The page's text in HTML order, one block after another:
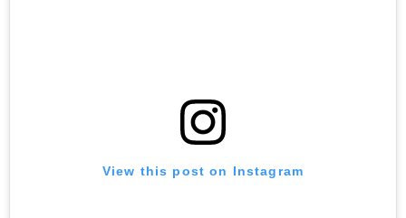
View this post on Instagram